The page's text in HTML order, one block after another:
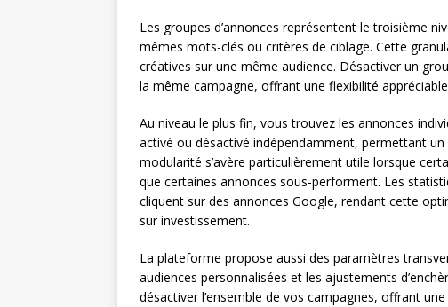
Les groupes d’annonces représentent le troisième
mêmes mots-clés ou critères de ciblage. Cette
créatives sur une même audience. Désactiver un
la même campagne, offrant une flexibilité
Au niveau le plus fin, vous trouvez les annonces
activé ou désactivé indépendamment, permettant
modularité s’avère particulièrement utile lorsque
que certaines annonces sous-performent. Les
cliquent sur des annonces Google, rendant cette
sur investissement.
La plateforme propose aussi des paramètres
audiences personnalisées et les ajustements
désactiver l’ensemble de vos campagnes, offrant